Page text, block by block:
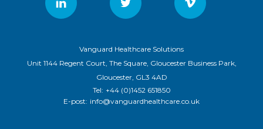
Vanguard Healthcare Solutions
Unit 1144 Regent Court, The Square, Gloucester Business Park,
Gloucester, GL3 4AD
Tel: +44 (0)1452 651850
E-post: info@vanguardhealthcare.co.uk